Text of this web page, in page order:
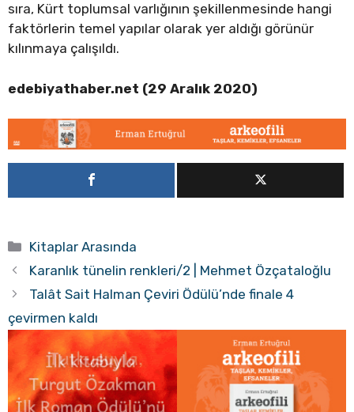
sıra, Kürt toplumsal varlığının şekillenmesinde hangi
faktörlerin temel yapılar olarak yer aldığı görünür
kılınmaya çalışıldı.
edebiyathaber.net (29 Aralık 2020)
Kategoriler
Kitaplar Arasında
Karanlık tünelin renkleri/2 | Mehmet Özçataloğlu
Talât Sait Halman Çeviri Ödülü’nde finale 4
çevirmen kaldı